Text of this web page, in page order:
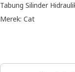
Tabung Silinder
Merek: Cat